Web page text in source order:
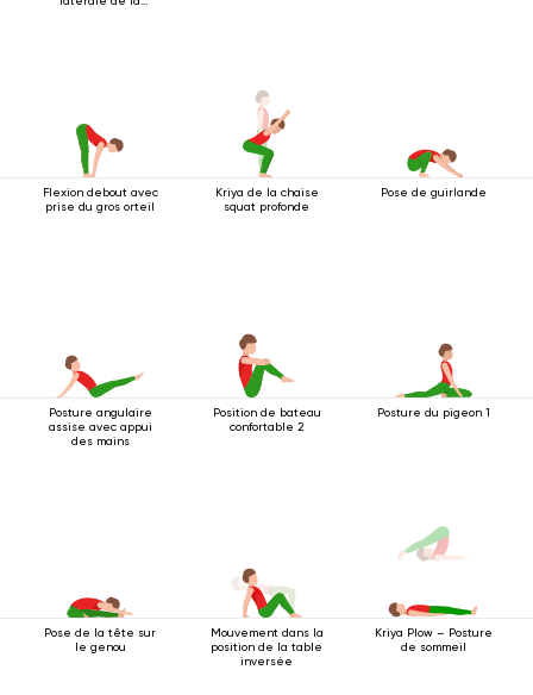
Flexion debout avec
prise du gros orteil
Kriya de la chaise
squat profonde
Pose de guirlande
Posture angulaire
assise avec appui
des mains
Position de bateau
confortable 2
Posture du pigeon 1
Pose de la tête sur
le genou
Mouvement dans la
position de la table
inversée
Kriya Plow – Posture
de sommeil